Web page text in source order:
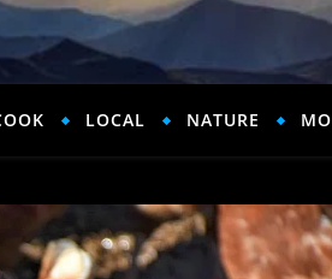
LOCAL NATURE